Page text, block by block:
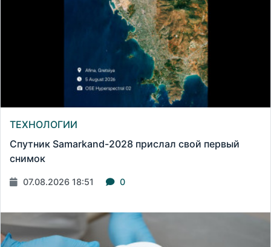
ТЕХНОЛОГИИ
Спутник Samarkand-2028 прислал свой первый
снимок
07.08.2026 18:51 0